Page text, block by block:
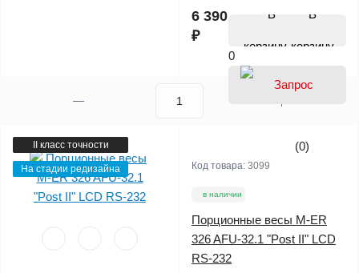
6 390
₽
В
корзину
0
II класс точности
На стадии редизайна
(0)
Код товара: 3099
в наличии
Порционные весы M-ER
326 AFU-32.1 "Post II" LCD
RS-232